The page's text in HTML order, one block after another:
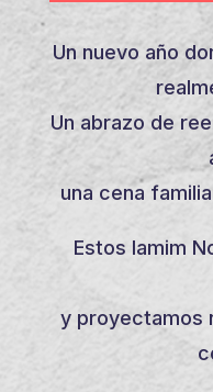
Un nuevo año
Un abrazo de
una cena
Estos Iamim
y proyectamos